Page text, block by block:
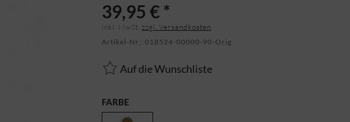
39,95 € *
inkl. MwSt. zzgl. Versandkosten
Artikel-Nr.: 018524-00000-90-Orig
Auf die Wunschliste
FARBE